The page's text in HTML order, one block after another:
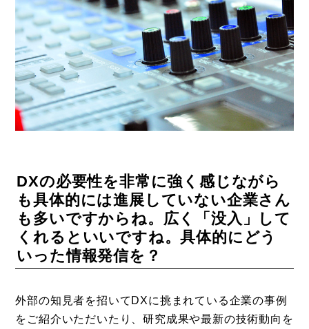
DXの必要性を非常に強く感じながら
も具体的には進展していない企業さん
も多いですからね。広く「没入」して
くれるといいですね。具体的にどう
いった情報発信を？
外部の知見者を招いてDXに挑まれている企業の事例
をご紹介いただいたり、研究成果や最新の技術動向を